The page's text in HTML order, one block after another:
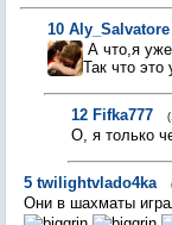
10 Aly_Salvatore
А что,я
Так что
12 Fifka777
О, я только
5 twilightvlado4ka
Они в шахматы